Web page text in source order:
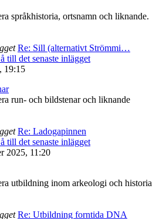
språkhistoria, ortsnamn och liknande.
Re: Sill (alternativt Strömmi…
till det senaste inlägget
19:15
run- och bildstenar och liknande
Re: Ladogapinnen
till det senaste inlägget
2025, 11:20
utbildning inom arkeologi och historia
Re: Utbildning forntida DNA